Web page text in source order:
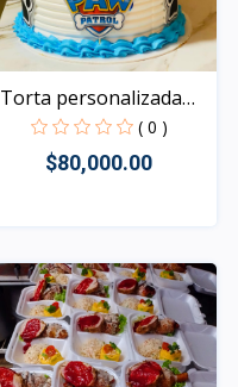
Torta personalizada
de...
( 0 )
$80,000.00